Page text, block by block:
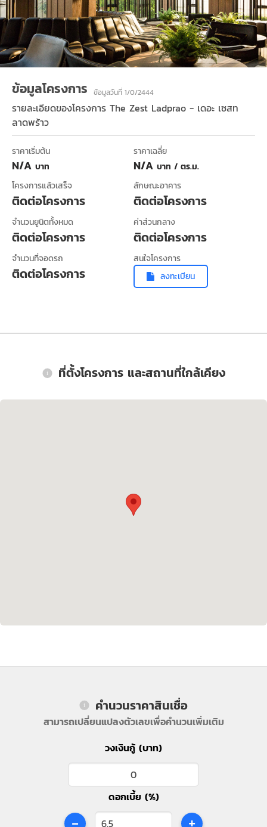
ข้อมูลโครงการ ข้อมูลวันที่ 1/0/2444
รายละเอียดของโครงการ The Zest Ladprao - เดอะ เซสท
ลาดพร้าว
ราคาเริ่มต้น
N/A บาท
ราคาเฉลี่ย
N/A บาท / ตร.ม.
โครงการแล้วเสร็จ
ติดต่อโครงการ
ลักษณะอาคาร
ติดต่อโครงการ
จำนวนยูนิตทั้งหมด
ติดต่อโครงการ
ค่าส่วนกลาง
ติดต่อโครงการ
จำนวนที่จอดรถ
ติดต่อโครงการ
สนใจโครงการ
ลงทะเบียน
ที่ตั้งโครงการ และสถานที่ใกล้เคียง
คำนวนราคาสินเชื่อ
สามารถเปลี่ยนแปลงตัวเลขเพื่อคำนวนเพิ่มเติม
วงเงินกู้ (บาท)
ดอกเบี้ย (%)
- +